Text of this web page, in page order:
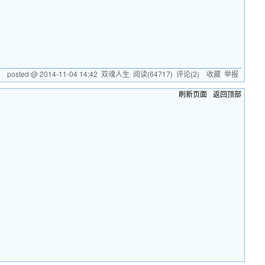
posted @2014-11-04 14:42 双魂人生 阅读(64717) 评论(2) 收藏 举报
刷新页面
返回顶部